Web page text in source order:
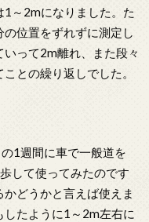
～2mになりました。た
位置をずれずに測定し
って2m離れ、また段々
との繰り返しでした。
1週間に車で一般道を
して使ってみたのです
どうかと言えば使えま
したように1～2m左右に